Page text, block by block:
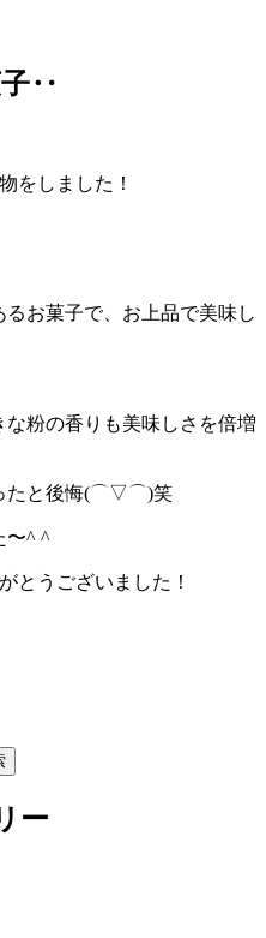
子‥
をしました！
お菓子で、お上品で美味し
粉の香りも美味しさを倍増
たと後悔(⌒▽⌒)笑
〜^ ^
とうございました！
ー